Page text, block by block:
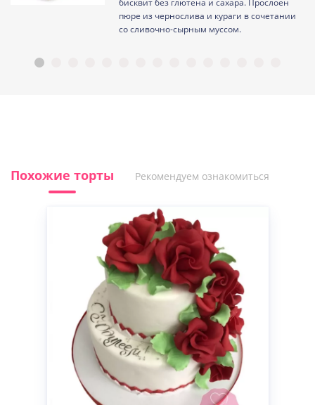
бисквит без глютена и сахара. Прослоен
пюре из чернослива и кураги в сочетании
со сливочно-сырным муссом.
Похожие торты Рекомендуем ознакомиться